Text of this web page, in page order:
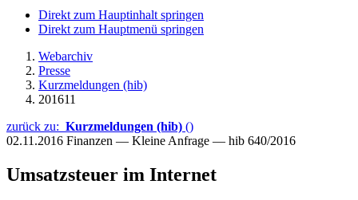
Direkt zum Hauptinhalt springen
Direkt zum Hauptmenü springen
Webarchiv
Presse
Kurzmeldungen (hib)
201611
zurück zu: Kurzmeldungen (hib) ()
02.11.2016 Finanzen — Kleine Anfrage — hib 640/2016
Umsatzsteuer im Internet